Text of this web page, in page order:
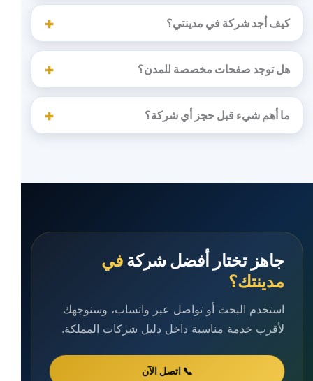
كيف أجد شركة في مدينتي؟
هل توجد صفحات مخصصة للمدن؟
ما أهم شيء قبل حجز أي شركة؟
جاهز تختار أفضل شركة في
مدينتك؟
استخدم البحث أو تواصل عبر واتساب، وسنوجهك
لأقرب خدمة مناسبة داخل دليل شركات المملكة.
📞 اتصل الآن